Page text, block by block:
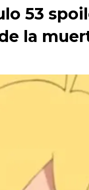
53
la